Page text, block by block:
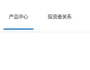
产品中心 投资者关系